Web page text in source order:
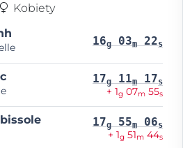
Kobiety
16g 03m 22s
17g 11m 17s
+ 1g 07m 55s
17g 55m 06s
+ 1g 51m 44s